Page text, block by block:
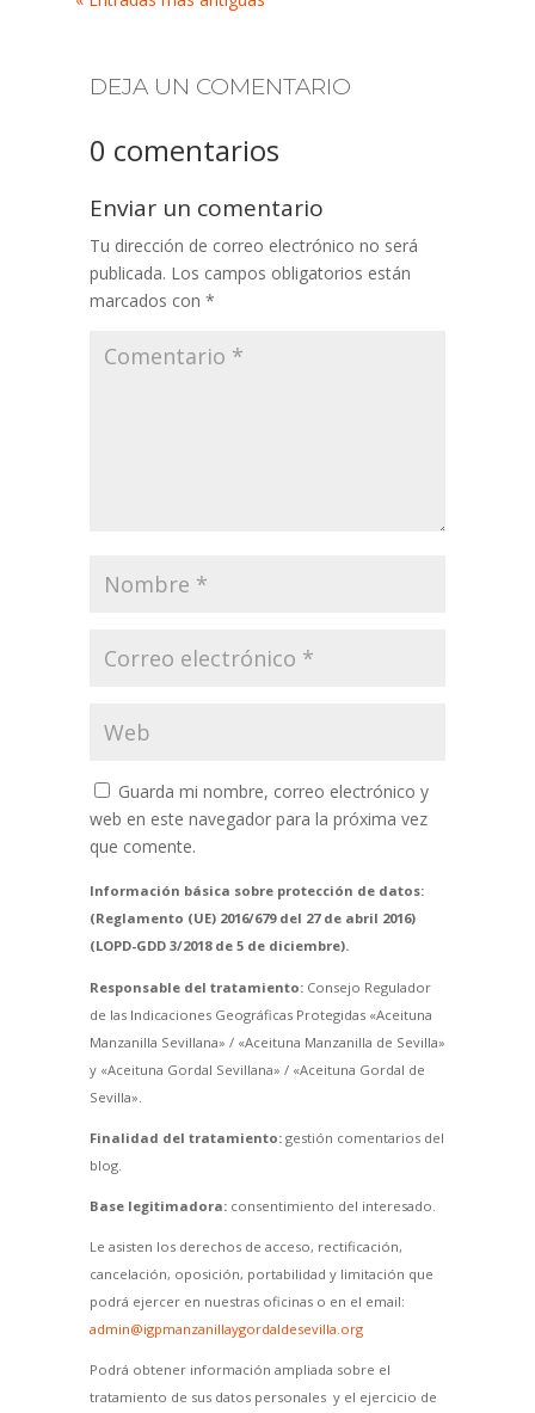
DEJA UN COMENTARIO
0 comentarios
Enviar un comentario
Tu dirección de correo electrónico no será
publicada. Los campos obligatorios están
marcados con *
Guarda mi nombre, correo electrónico y
web en este navegador para la próxima vez
que comente.
Información básica sobre protección de datos:
(Reglamento (UE) 2016/679 del 27 de abril 2016)
(LOPD-GDD 3/2018 de 5 de diciembre).
Responsable del tratamiento:Consejo Regulador
de las Indicaciones Geográficas Protegidas «Aceituna
Manzanilla Sevillana» / «Aceituna Manzanilla de Sevilla»
y «Aceituna Gordal Sevillana» / «Aceituna Gordal de
Sevilla».
Finalidad del tratamiento:gestión comentarios del
blog.
Base legitimadora:consentimiento del interesado.
Le asisten los derechos de acceso, rectificación,
cancelación, oposición, portabilidad y limitación que
podrá ejercer en nuestras oficinas o en el email:
admin@igpmanzanillaygordaldesevilla.org
Podrá obtener información ampliada sobre el
tratamiento de sus datos personales y el ejercicio de